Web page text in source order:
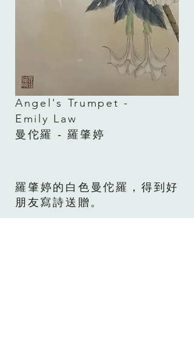
Angel's Trumpet -
Emily Law
曼佗羅 - 羅肇婷
羅肇婷的白色曼佗羅，得到好
朋友寫詩送贈。